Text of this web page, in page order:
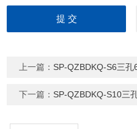
上一篇： SP-QZBDKQ-S6三孔
下一篇： SP-QZBDKQ-S10三孔